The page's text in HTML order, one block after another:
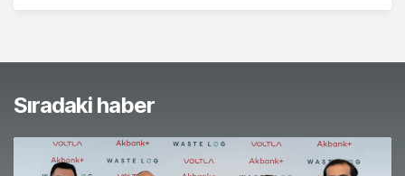
Sıradaki haber